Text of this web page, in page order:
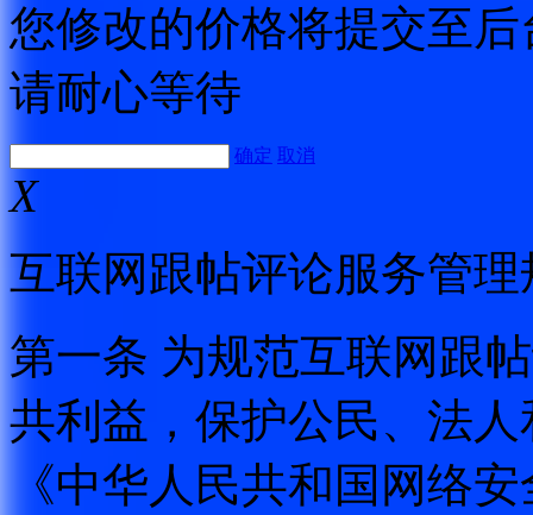
您修改的价格将提交至
请耐心等待
确定 取消
X
互联网跟帖评论服务管理
第一条 为规范互联网跟
共利益，保护公民、法
《中华人民共和国网络